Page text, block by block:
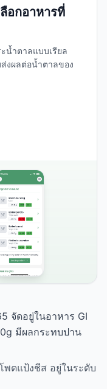
อกอาหารที่
น้ำตาลแบบเรียล
งผลต่อน้ำตาลของ
จัดอยู่ในอาหาร GI
มีผลกระทบปาน
พดแป้งชีส อยู่ในระดับ